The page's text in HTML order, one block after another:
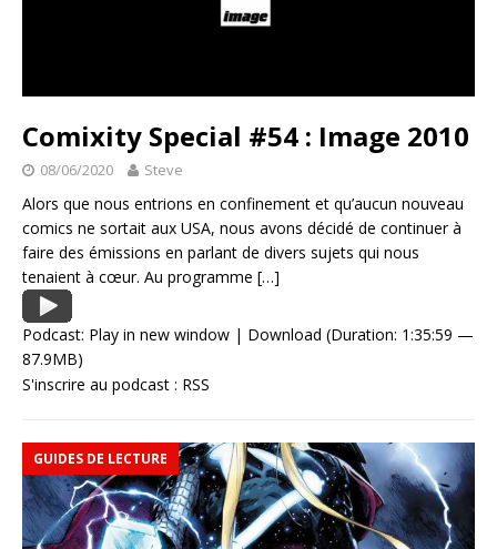
Comixity Special #54 : Image 2010
08/06/2020 Steve
Alors que nous entrions en confinement et qu’aucun nouveau
comics ne sortait aux USA, nous avons décidé de continuer à
faire des émissions en parlant de divers sujets qui nous
tenaient à cœur. Au programme […]
Podcast: Play in new window | Download (Duration: 1:35:59 —
87.9MB)
S'inscrire au podcast : RSS
GUIDES DE LECTURE